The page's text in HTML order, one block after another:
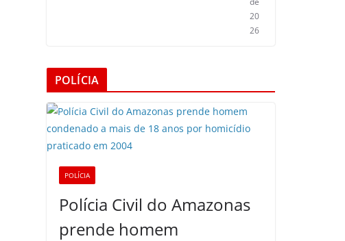
20
26
POLÍCIA
POLÍCIA
Polícia Civil do Amazonas
prende homem